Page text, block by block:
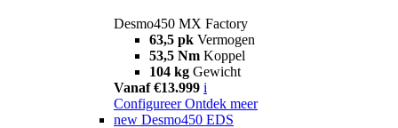
Desmo450 MX Factory
63,5 pk Vermogen
53,5 Nm Koppel
104 kg Gewicht
Vanaf €13.999 i
Configureer Ontdek meer
new Desmo450 EDS